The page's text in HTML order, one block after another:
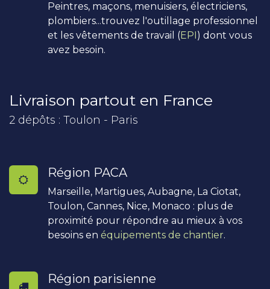
Peintres, maçons, menuisiers, électriciens,
plombiers...trouvez l'outillage professionnel
et les vêtements de travail (EPI ) dont vous
avez besoin.
Livraison partout en France
2 dépôts : Toulon - Paris
Région PACA
Marseille, Martigues, Aubagne, La Ciotat,
Toulon, Cannes, Nice, Monaco : plus de
proximité pour répondre au mieux à vos
besoins en équipements de chantier.
Région parisienne